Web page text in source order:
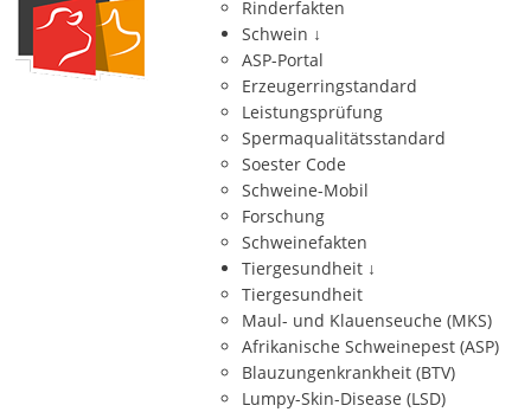
Rinderfakten
Schwein ↓
ASP-Portal
Erzeugerringstandard
Leistungsprüfung
Spermaqualitätsstandard
Soester Code
Schweine-Mobil
Forschung
Schweinefakten
Tiergesundheit ↓
Tiergesundheit
Maul- und Klauenseuche (MKS)
Afrikanische Schweinepest (ASP)
Blauzungenkrankheit (BTV)
Lumpy-Skin-Disease (LSD)